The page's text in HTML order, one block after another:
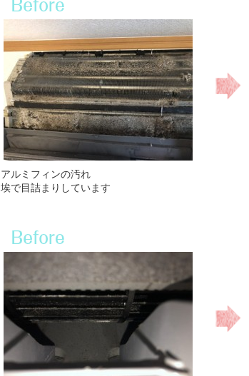
アルミフィンの汚れ
埃で目詰まりしています